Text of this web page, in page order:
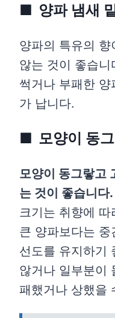
양파 냄새
양파의 특유의
않는 것이 좋습니
썩거나 부패한 양
가 납니다.
모양이 동
모양이 동그랗고
는 것이 좋습니다.
크기는 취향에
큰 양파보다는
선도를 유지하기
않거나 일부분이
패했거나 상했을